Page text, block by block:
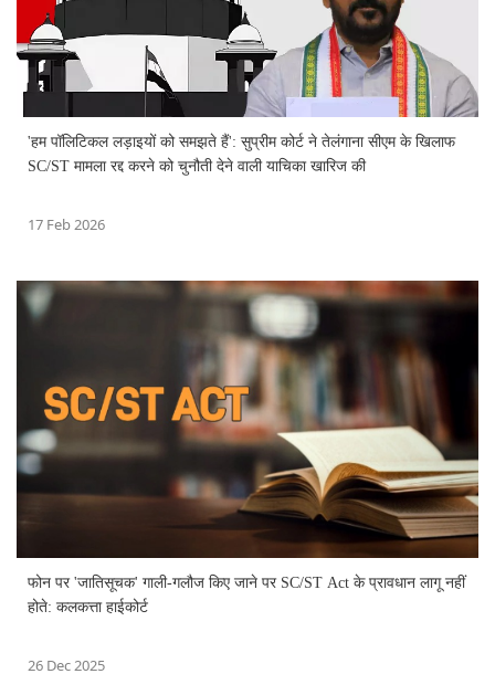
'हम पॉलिटिकल लड़ाइयों को समझते हैं': सुप्रीम कोर्ट ने तेलंगाना सीएम के खिलाफ
SC/ST मामला रद्द करने को चुनौती देने वाली याचिका खारिज की
17 Feb 2026
फोन पर 'जातिसूचक' गाली-गलौज किए जाने पर SC/ST Act के प्रावधान लागू नहीं
होते: कलकत्ता हाईकोर्ट
26 Dec 2025